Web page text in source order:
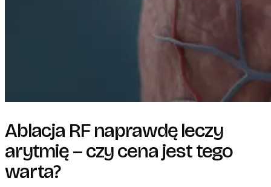
Ablacja RF naprawdę leczy
arytmię – czy cena jest tego
warta?